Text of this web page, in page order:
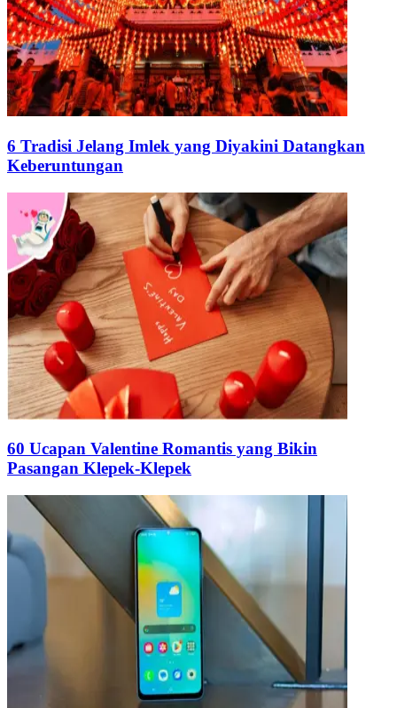
6 Tradisi Jelang Imlek yang Diyakini Datangkan
Keberuntungan
60 Ucapan Valentine Romantis yang Bikin
Pasangan Klepek-Klepek